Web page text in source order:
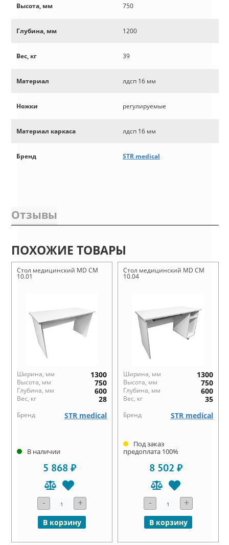
Высота, мм 750
Глубина, мм 1200
Вес, кг 39
Материал лдсп 16 мм
Ножки регулируемые
Материал каркаса лдсп 16 мм
Бренд STR medical
Отзывы
ПОХОЖИЕ ТОВАРЫ
Стол медицинский MD СМ
10.01
Ширина, мм 1300
Высота, мм 750
Глубина, мм 600
Вес, кг 28
Бренд STR medical
В наличии
5 868 ₽
- +
В корзину
Стол медицинский MD СМ
10.04
Ширина, мм 1300
Высота, мм 750
Глубина, мм 600
Вес, кг 35
Бренд STR medical
Под заказ
предоплата 100%
8 502 ₽
- +
В корзину